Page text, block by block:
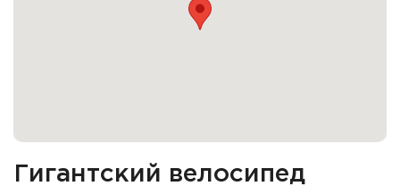
Гигантский велосипед